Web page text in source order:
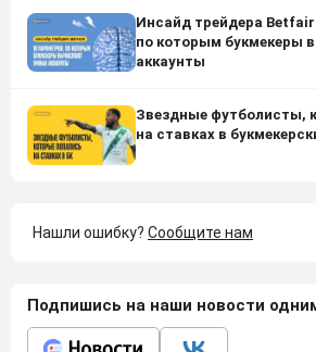
Инсайд трейдера
по которым букмекеры
аккаунты
Звездные футболисты,
на ставках в
Нашли ошибку? Сообщите нам
Подпишись на наши новости